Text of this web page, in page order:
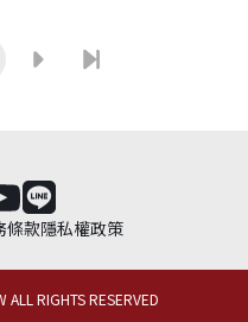
條款隱私權政策
ALL RIGHTS RESERVED